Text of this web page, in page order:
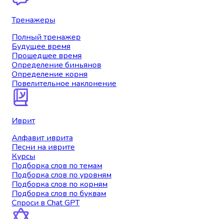
Тренажеры
Полный тренажер
Будущее время
Прошедшее время
Определение биньянов
Определение корня
Повелительное наклонение
Иврит
Алфавит иврита
Песни на иврите
Курсы
Подборка слов по темам
Подборка слов по уровням
Подборка слов по корням
Подборка слов по буквам
Спроси в Chat GPT